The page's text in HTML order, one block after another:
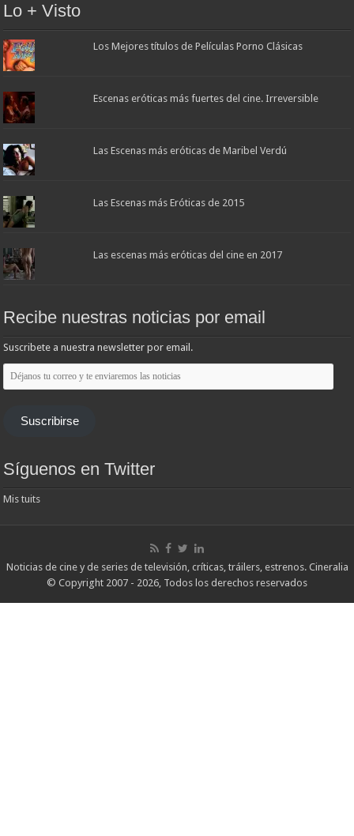
Lo + Visto
Los Mejores títulos de Películas Porno Clásicas
Escenas eróticas más fuertes del cine. Irreversible
Las Escenas más eróticas de Maribel Verdú
Las Escenas más Eróticas de 2015
Las escenas más eróticas del cine en 2017
Recibe nuestras noticias por email
Suscribete a nuestra newsletter por email.
Déjanos
tu
correo
enviaremos
Suscribirse
Síguenos en Twitter
Mis tuits
Noticias de cine y de series de televisión, críticas, tráilers, estrenos. Cineralia
© Copyright 2007 - 2026, Todos los derechos reservados